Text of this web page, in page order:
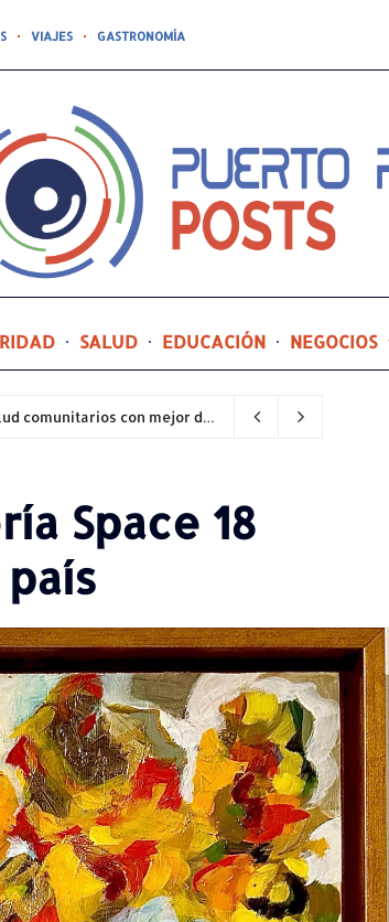
VIAJES GASTRONOMÍA
SALUD EDUCACIÓN NEGOCIOS
Hospital General de Castañer entre los centros de salud comunitarios con mejor desempeño clínico de Estados Unidos
Space 18